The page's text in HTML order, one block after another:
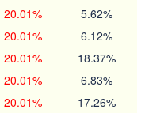
20.01% 5.62%
20.01% 6.12%
20.01% 18.37%
20.01% 6.83%
20.01% 17.26%